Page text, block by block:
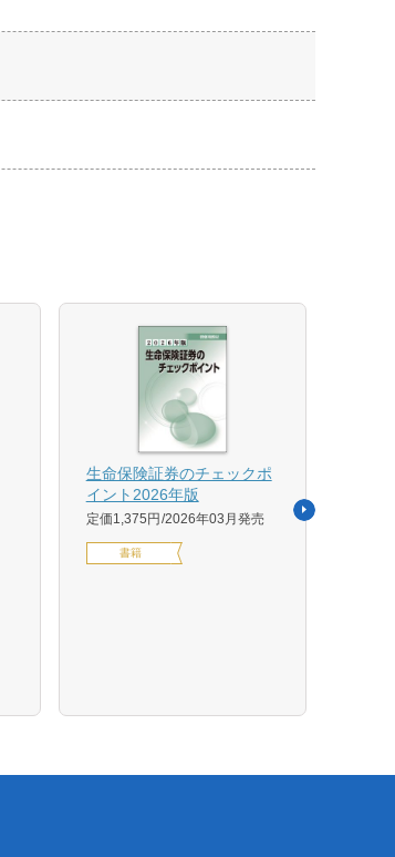
生命保険証券のチェックポ
イント2026年版
定価1,375円 2026年03月発売
書籍